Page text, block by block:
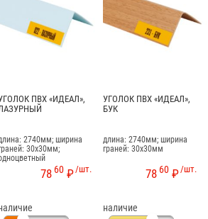
ПВХ «ИДЕАЛ»,
2740мм; ширина
30x30мм;
/шт.
78 60 ₽
УГОЛОК ПВХ «ИДЕАЛ»,
БУК
длина: 2740мм; ширина
граней: 30x30мм
/шт.
78 60 ₽
наличие